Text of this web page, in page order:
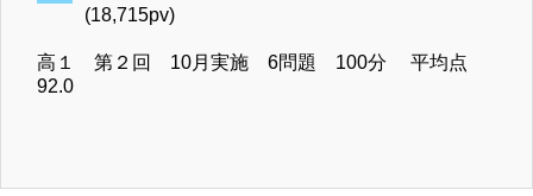
(18,715pv)
高１ 第２回 10月実施 6問題 100分 平均点
92.0